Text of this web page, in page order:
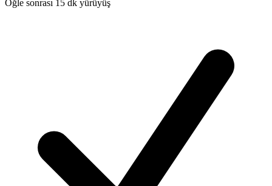
Öğle sonrası 15 dk yürüyüş